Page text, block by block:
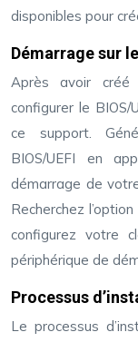
disponibles pour
Démarrage sur
Après avoir créé
configurer le
ce support.
BIOS/UEFI en
démarrage de
Recherchez
configurez votre
périphérique de
Processus
Le processus